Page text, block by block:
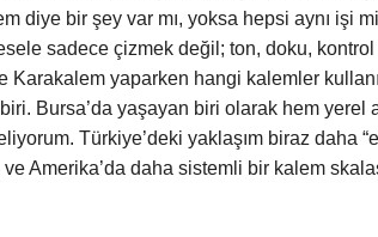
diye bir şey var mı, yoksa hepsi aynı işi
sadece çizmek değil; ton, doku,
yaparken hangi kalemler
Bursa’da yaşayan biri olarak hem yerel
Türkiye’deki yaklaşım biraz daha
Amerika’da daha sistemli bir kalem